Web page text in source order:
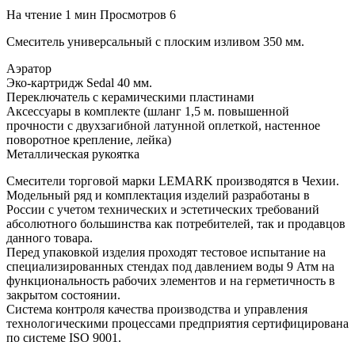
На чтение 1 мин Просмотров 6
Смеситель универсальный с плоским изливом 350 мм.
Аэратор
Эко-картридж Sedal 40 мм.
Переключатель с керамическими пластинами
Аксессуары в комплекте (шланг 1,5 м. повышенной
прочности с двухзагибной латунной оплеткой, настенное
поворотное крепление, лейка)
Металлическая рукоятка
Смесители торговой марки LEMARK производятся в Чехии.
Модельный ряд и комплектация изделий разработаны в
России с учетом технических и эстетических требований
абсолютного большинства как потребителей, так и продавцов
данного товара.
Перед упаковкой изделия проходят тестовое испытание на
специализированных стендах под давлением воды 9 Атм на
функциональность рабочих элементов и на герметичность в
закрытом состоянии.
Система контроля качества производства и управления
технологическими процессами предприятия сертифицирована
по системе ISO 9001.